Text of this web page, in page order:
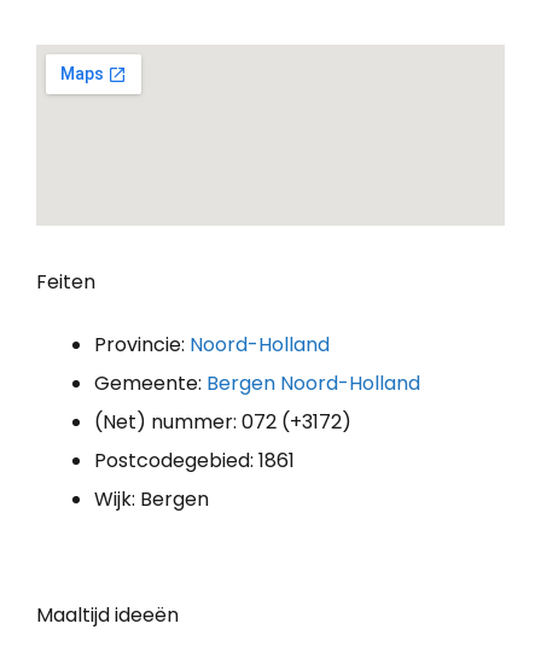
Feiten
Provincie: Noord-Holland
Gemeente: Bergen Noord-Holland
(Net) nummer: 072 (+3172)
Postcodegebied: 1861
Wijk: Bergen
Maaltijd ideeën